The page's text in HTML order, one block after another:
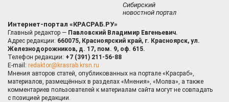
Сибирский
новостной портал
Интернет-портал «КРАСРАБ.РУ»
Главный редактор — Павловский Владимир Евгеньевич.
Адрес редакции: 660075, Красноярский край, г. Красноярск, ул.
Железнодорожников, д. 17, пом. 9, оф. 615.
Телефон редакции: +7 (391) 211-56-88
E-mail: redaktor@krasrab.krsn.ru
Мнения авторов статей, опубликованных на портале «Красраб»,
материалов, размещённых в разделах «Мнения», «Молва», а также
комментариев пользователей к материалам сайта могут не совпадать
с позицией редакции.